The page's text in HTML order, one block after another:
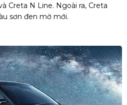
Creta N Line. Ngoài ra, Creta
sơn đen mờ mới.